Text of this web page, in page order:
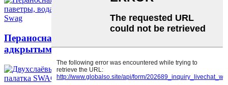
Пераносная раскошная палатка для кемпінга на
адкрытым паветры, воданепранікальная...